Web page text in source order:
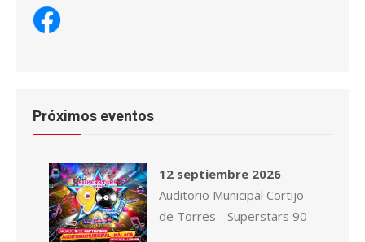
Próximos eventos
12 septiembre 2026
Auditorio Municipal Cortijo
de Torres - Superstars 90